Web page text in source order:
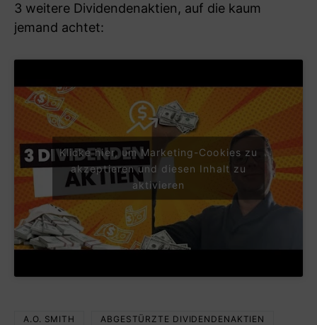
3 weitere Dividendenaktien, auf die kaum
jemand achtet:
Klicke hier, um Marketing-Cookies zu
akzeptieren und diesen Inhalt zu
aktivieren
A.O. SMITH ABGESTÜRZTE DIVIDENDENAKTIEN